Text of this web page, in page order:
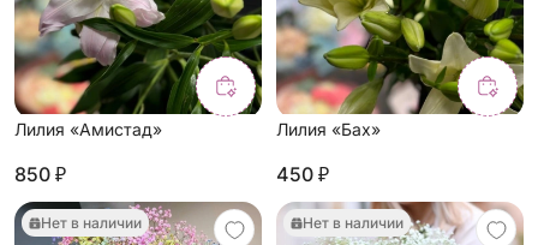
Лилия «Амистад»
850 ₽
Лилия «Бах»
450 ₽
Нет в наличии Нет в наличии